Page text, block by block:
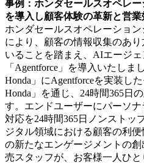
事例：ホンダセールスオペレ
を導入し顧客体験の革新と営
ホンダセールスオペレーショ
により、顧客の情報収集のあ
いることを踏まえ、AIエージ
「Agentforce」を導入いたし
Honda」にAgentforceを実装し
Honda」を通じ、24時間365日
す。エンドユーザーにパーソ
対応を24時間365日ノンストッ
ジタル領域における顧客の利
の新たなエンゲージメントの
売スタッフが、お客様一人ひ